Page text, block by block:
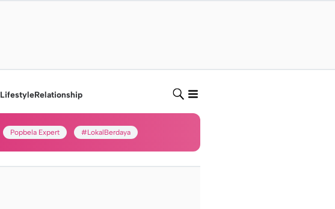
LifestyleRelationship
Popbela Expert #LokalBerdaya